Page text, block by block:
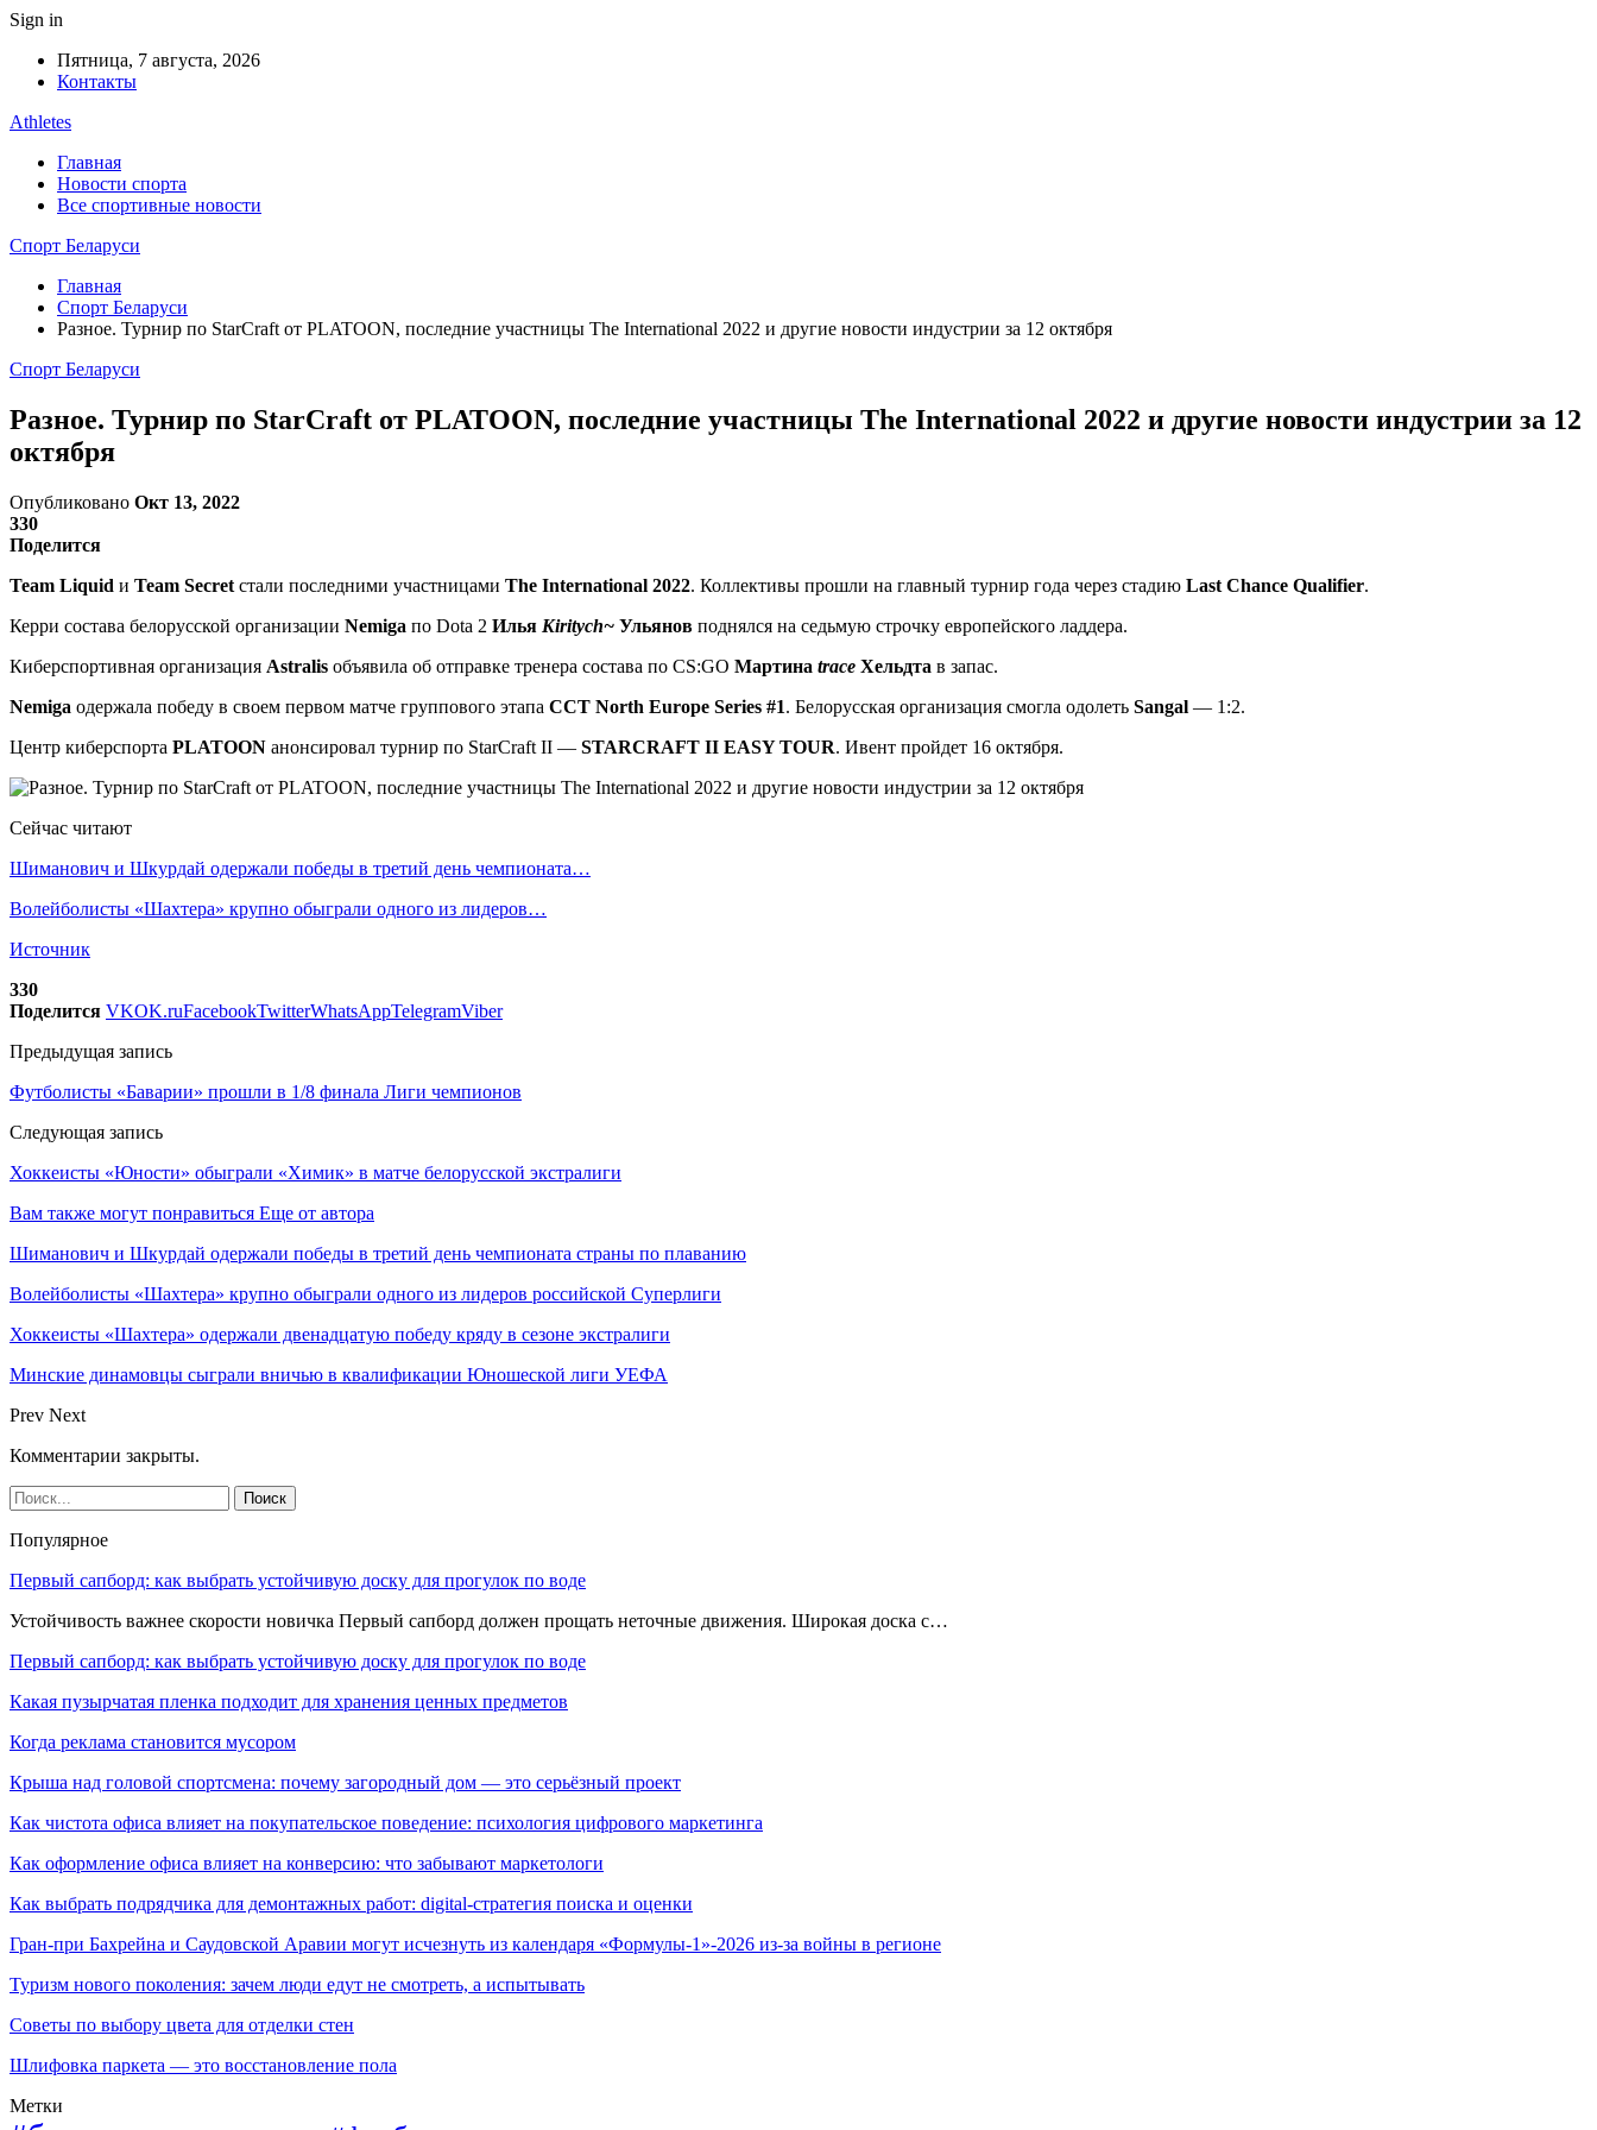
Sign in
Пятница, 7 августа, 2026
Контакты
Athletes
Главная
Новости спорта
Все спортивные новости
Спорт Беларуси
Главная
Спорт Беларуси
Разное. Турнир по StarCraft от PLATOON, последние участницы The International 2022 и другие новости индустрии за 12 октября
Спорт Беларуси
Разное. Турнир по StarCraft от PLATOON, последние участницы The International 2022 и другие новости индустрии за 12
октября
Опубликовано Окт 13, 2022
330
Поделится
Team Liquid и Team Secret стали последними участницами The International 2022. Коллективы прошли на главный турнир года через стадию Last Chance Qualifier.
Керри состава белорусской организации Nemiga по Dota 2 Илья Kiritych~ Ульянов поднялся на седьмую строчку европейского ладдера.
Киберспортивная организация Astralis объявила об отправке тренера состава по CS:GO Мартина trace Хельдта в запас.
Nemiga одержала победу в своем первом матче группового этапа CCT North Europe Series #1. Белорусская организация смогла одолеть Sangal — 1:2.
Центр киберспорта PLATOON анонсировал турнир по StarCraft II — STARCRAFT II EASY TOUR. Ивент пройдет 16 октября.
Сейчас читают
Шиманович и Шкурдай одержали победы в третий день чемпионата…
Волейболисты «Шахтера» крупно обыграли одного из лидеров…
Источник
330
Поделится VKOK.ruFacebookTwitterWhatsAppTelegramViber
Предыдущая запись
Футболисты «Баварии» прошли в 1/8 финала Лиги чемпионов
Следующая запись
Хоккеисты «Юности» обыграли «Химик» в матче белорусской экстралиги
Вам также могут понравиться Еще от автора
Шиманович и Шкурдай одержали победы в третий день чемпионата страны по плаванию
Волейболисты «Шахтера» крупно обыграли одного из лидеров российской Суперлиги
Хоккеисты «Шахтера» одержали двенадцатую победу кряду в сезоне экстралиги
Минские динамовцы сыграли вничью в квалификации Юношеской лиги УЕФА
Prev Next
Комментарии закрыты.
Популярное
Первый сапборд: как выбрать устойчивую доску для прогулок по воде
Устойчивость важнее скорости новичка Первый сапборд должен прощать неточные движения. Широкая доска с…
Первый сапборд: как выбрать устойчивую доску для прогулок по воде
Какая пузырчатая пленка подходит для хранения ценных предметов
Когда реклама становится мусором
Крыша над головой спортсмена: почему загородный дом — это серьёзный проект
Как чистота офиса влияет на покупательское поведение: психология цифрового маркетинга
Как оформление офиса влияет на конверсию: что забывают маркетологи
Как выбрать подрядчика для демонтажных работ: digital-стратегия поиска и оценки
Гран-при Бахрейна и Саудовской Аравии могут исчезнуть из календаря «Формулы-1»-2026 из-за войны в регионе
Туризм нового поколения: зачем люди едут не смотреть, а испытывать
Советы по выбору цвета для отделки стен
Шлифовка паркета — это восстановление пола
Метки